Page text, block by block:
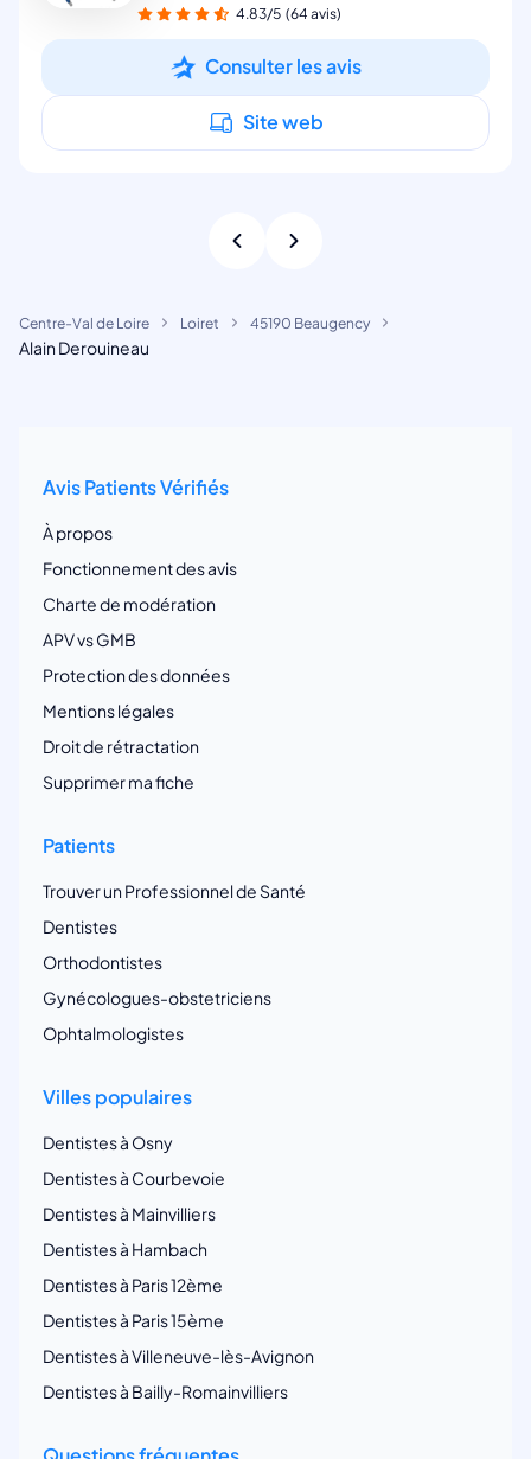
4.83/5 (64 avis)
Consulter les avis
Site web
Centre-Val de Loire Loiret 45190 Beaugency
Alain Derouineau
Avis Patients Vérifiés
À propos
Fonctionnement des avis
Charte de modération
APV vs GMB
Protection des données
Mentions légales
Droit de rétractation
Supprimer ma fiche
Patients
Trouver un Professionnel de Santé
Dentistes
Orthodontistes
Gynécologues-obstetriciens
Ophtalmologistes
Villes populaires
Dentistes à Osny
Dentistes à Courbevoie
Dentistes à Mainvilliers
Dentistes à Hambach
Dentistes à Paris 12ème
Dentistes à Paris 15ème
Dentistes à Villeneuve-lès-Avignon
Dentistes à Bailly-Romainvilliers